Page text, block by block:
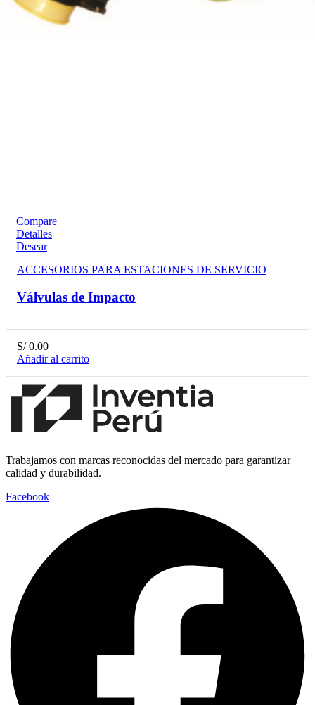
Compare
Detalles
Desear
ACCESORIOS PARA ESTACIONES DE SERVICIO
Válvulas de Impacto
S/0.00
Añadir al carrito
Trabajamos con marcas reconocidas del mercado para garantizar
calidad y durabilidad.
Facebook